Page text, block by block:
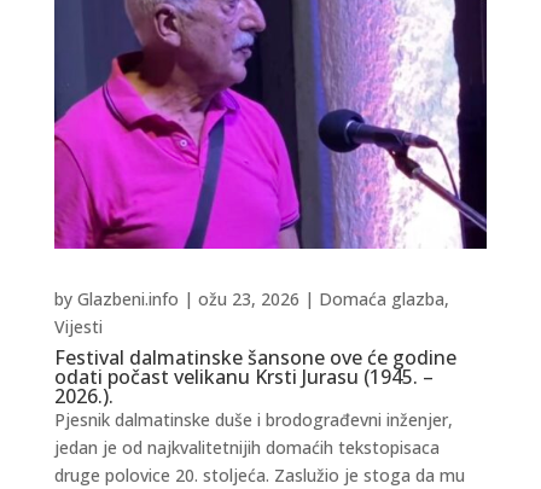
Festival dalmatinske šansone ove će godine
odati počast velikanu Krsti Jurasu (1945. –
2026.).
by Glazbeni.info | ožu 23, 2026 | Domaća glazba,
Vijesti
Pjesnik dalmatinske duše i brodograđevni inženjer,
jedan je od najkvalitetnijih domaćih tekstopisaca
druge polovice 20. stoljeća. Zaslužio je stoga da mu